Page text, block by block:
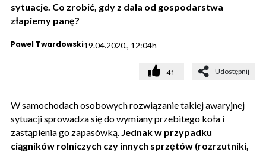
sytuacje. Co zrobić, gdy z dala od gospodarstwa
złapiemy panę?
Pawel Twardowski19.04.2020., 12:04h
41 Udostępnij
W samochodach osobowych rozwiązanie takiej awaryjnej
sytuacji sprowadza się do wymiany przebitego koła i
zastąpienia go zapasówką. Jednak w przypadku
ciągników rolniczych czy innych sprzętów (rozrzutniki,